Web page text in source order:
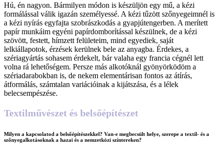
Hú, én nagyon. Bármilyen módon is készüljön egy mű, a kézi
formálással válik igazán személyessé. A kézi tűzött szőnyegeimnél is
a kézi nyírás egyfajta szobrászkodás a gyapjútengerben. A merített
papír munkáim egyéni papírdomborítással készülnek, de a kézi
szövött, festett, hímzett felületeim, mind egyediek, saját
lelkiállapotok, érzések kerülnek bele az anyagba. Érdekes, a
szériagyártás sohasem érdekelt, bár valaha egy francia cégnél lett
volna rá lehetőségem. Persze más alkotóknál gyönyörködöm a
szériadarabokban is, de nekem elementárisan fontos az átírás,
átformálás, számtalan variációinak a kijátszása, és a lélek
belecsempészése.
Textilművészet és belsőépítészet
Milyen a kapcsolatod a belsőépítészekkel? Van-e megbecsült helye, szerepe a textil- és a
szőnyegalkotásoknak a hazai és a nemzetközi színtereken?